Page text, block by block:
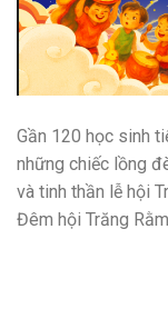
Gần 120 học sinh
những chiếc lồng
và tinh thần lễ hội
Đêm hội Trăng